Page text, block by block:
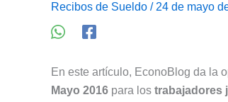
Recibos de Sueldo / 24 de mayo
En este artículo, EconoBlog da la
Mayo 2016 para los trabajadores